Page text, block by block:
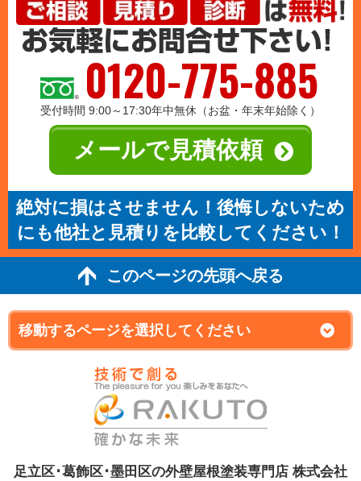
0120-775-885
受付時間 9:00～17:30年中無休（お盆・年末年始除く）
メールで見積依頼
絶対に損はさせません！後悔しないため
にも他社と見積りを比較してください！
このページの先頭へ戻る
足立区･葛飾区･墨田区の外壁屋根塗装専門店 株式会社